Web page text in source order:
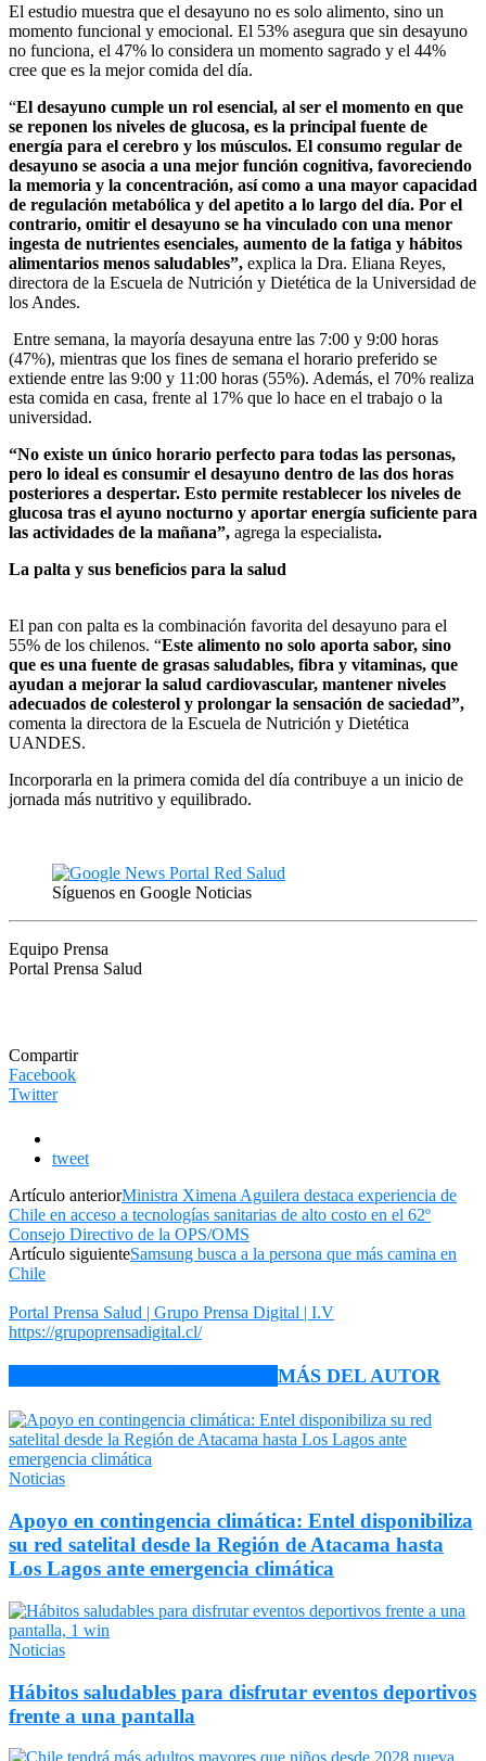
El estudio muestra que el desayuno no es solo alimento, sino un
momento funcional y emocional. El 53% asegura que sin desayuno
no funciona, el 47% lo considera un momento sagrado y el 44%
cree que es la mejor comida del día.
“El desayuno cumple un rol esencial, al ser el momento en que
se reponen los niveles de glucosa, es la principal fuente de
energía para el cerebro y los músculos. El consumo regular de
desayuno se asocia a una mejor función cognitiva, favoreciendo
la memoria y la concentración, así como a una mayor capacidad
de regulación metabólica y del apetito a lo largo del día. Por el
contrario, omitir el desayuno se ha vinculado con una menor
ingesta de nutrientes esenciales, aumento de la fatiga y hábitos
alimentarios menos saludables”, explica la Dra. Eliana Reyes,
directora de la Escuela de Nutrición y Dietética de la Universidad de
los Andes.
Entre semana, la mayoría desayuna entre las 7:00 y 9:00 horas
(47%), mientras que los fines de semana el horario preferido se
extiende entre las 9:00 y 11:00 horas (55%). Además, el 70% realiza
esta comida en casa, frente al 17% que lo hace en el trabajo o la
universidad.
“No existe un único horario perfecto para todas las personas,
pero lo ideal es consumir el desayuno dentro de las dos horas
posteriores a despertar. Esto permite restablecer los niveles de
glucosa tras el ayuno nocturno y aportar energía suficiente para
las actividades de la mañana”, agrega la especialista.
La palta y sus beneficios para la salud
El pan con palta es la combinación favorita del desayuno para el
55% de los chilenos. “Este alimento no solo aporta sabor, sino
que es una fuente de grasas saludables, fibra y vitaminas, que
ayudan a mejorar la salud cardiovascular, mantener niveles
adecuados de colesterol y prolongar la sensación de saciedad”,
comenta la directora de la Escuela de Nutrición y Dietética
UANDES.
Incorporarla en la primera comida del día contribuye a un inicio de
jornada más nutritivo y equilibrado.
Síguenos en Google Noticias
Equipo Prensa
Portal Prensa Salud
Compartir
Facebook
Twitter
tweet
Artículo anteriorMinistra Ximena Aguilera destaca experiencia de
Chile en acceso a tecnologías sanitarias de alto costo en el 62º
Consejo Directivo de la OPS/OMS
Artículo siguienteSamsung busca a la persona que más camina en
Chile
Portal Prensa Salud | Grupo Prensa Digital | I.V
https://grupoprensadigital.cl/
MÁS DEL AUTOR
Noticias
Apoyo en contingencia climática: Entel disponibiliza
su red satelital desde la Región de Atacama hasta
Los Lagos ante emergencia climática
Noticias
Hábitos saludables para disfrutar eventos deportivos
frente a una pantalla